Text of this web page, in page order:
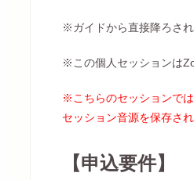
※ガイドから直接降ろさ
※この個人セッションは
※こちらのセッションで
セッション音源を保存さ
【申込要件】